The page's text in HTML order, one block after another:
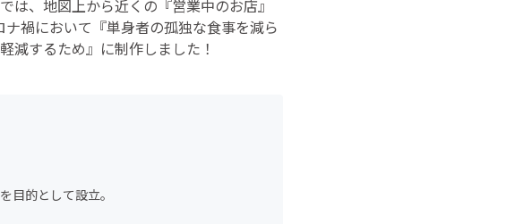
は、地図上から近くの『営業中のお店』
禍において『単身者の孤独な食事を減ら
減するため』に制作しました！
目的として設立。